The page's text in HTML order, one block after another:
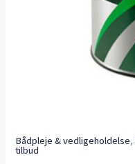
Bådpleje & vedligeholdelse,
tilbud